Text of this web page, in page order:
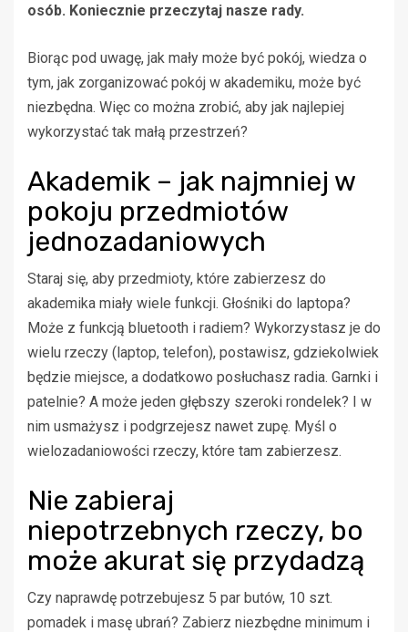
osób. Koniecznie przeczytaj nasze rady.
Biorąc pod uwagę, jak mały może być pokój, wiedza o
tym, jak zorganizować pokój w akademiku, może być
niezbędna. Więc co można zrobić, aby jak najlepiej
wykorzystać tak małą przestrzeń?
Akademik – jak najmniej w
pokoju przedmiotów
jednozadaniowych
Staraj się, aby przedmioty, które zabierzesz do
akademika miały wiele funkcji. Głośniki do laptopa?
Może z funkcją bluetooth i radiem? Wykorzystasz je do
wielu rzeczy (laptop, telefon), postawisz, gdziekolwiek
będzie miejsce, a dodatkowo posłuchasz radia. Garnki i
patelnie? A może jeden głębszy szeroki rondelek? I w
nim usmażysz i podgrzejesz nawet zupę. Myśl o
wielozadaniowości rzeczy, które tam zabierzesz.
Nie zabieraj
niepotrzebnych rzeczy, bo
może akurat się przydadzą
Czy naprawdę potrzebujesz 5 par butów, 10 szt.
pomadek i masę ubrań? Zabierz niezbędne minimum i